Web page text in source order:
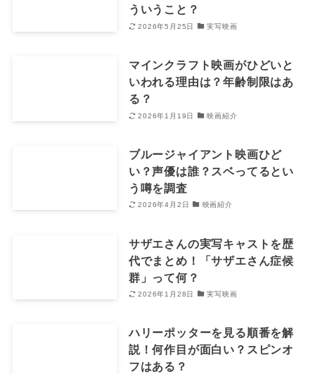
ういうこと？
2026年5月25日 実写映画
マインクラフト映画がひどいと
いわれる理由は？年齢制限はあ
る？
2026年1月19日 映画紹介
ブルージャイアント映画ひど
い？声優は誰？スベってるとい
う噂を調査
2026年4月2日 映画紹介
サザエさんの実写キャストを歴
代でまとめ！「サザエさん症候
群」って何？
2026年1月28日 実写映画
ハリーポッターを見る順番を解
説！何作目が面白い？スピンオ
フはある？